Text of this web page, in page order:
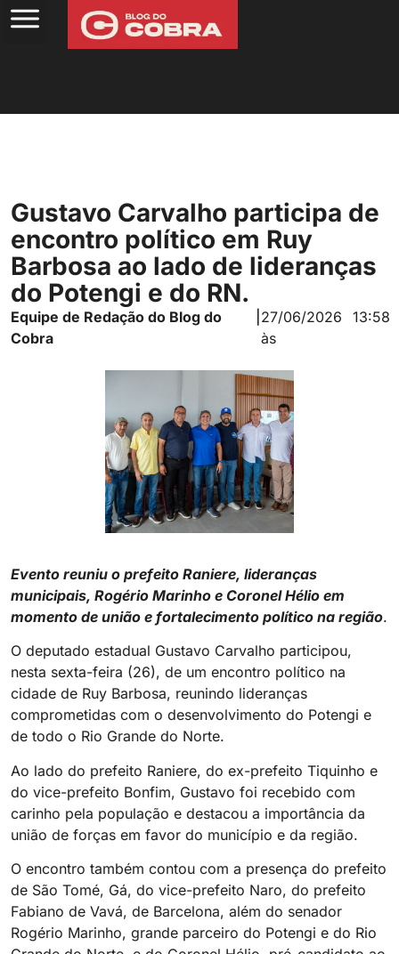
Gustavo Carvalho participa de
encontro político em Ruy
Barbosa ao lado de lideranças
do Potengi e do RN.
Equipe de Redação do Blog do
Cobra
27/06/2026
às
13:58
Evento reuniu o prefeito Raniere, lideranças
municipais, Rogério Marinho e Coronel Hélio em
momento de união e fortalecimento político na região.
O deputado estadual Gustavo Carvalho participou,
nesta sexta-feira (26), de um encontro político na
cidade de Ruy Barbosa, reunindo lideranças
comprometidas com o desenvolvimento do Potengi e
de todo o Rio Grande do Norte.
Ao lado do prefeito Raniere, do ex-prefeito Tiquinho e
do vice-prefeito Bonfim, Gustavo foi recebido com
carinho pela população e destacou a importância da
união de forças em favor do município e da região.
O encontro também contou com a presença do prefeito
de São Tomé, Gá, do vice-prefeito Naro, do prefeito
Fabiano de Vavá, de Barcelona, além do senador
Rogério Marinho, grande parceiro do Potengi e do Rio